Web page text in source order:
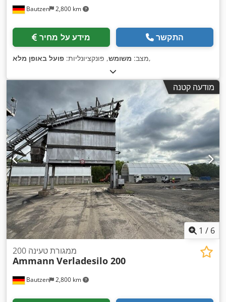
Bautzen 2,800 km
מידע על מחיר התקשר
מצב: משומש, פונקציונליות: פועל באופן מלא ,
מודעה קטנה
1 / 6
Bautzen 2,800 km
ממגורת טעינה 200
Ammann Verladesilo 200